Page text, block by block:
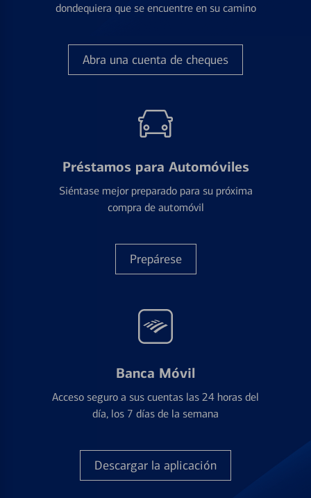
dondequiera que se encuentre en su camino
Abra una cuenta de cheques
Préstamos para Automóviles
Siéntase mejor preparado para su próxima
compra de automóvil
Prepárese
Banca Móvil
Acceso seguro a sus cuentas las 24 horas del
día, los 7 días de la semana
Descargar la aplicación